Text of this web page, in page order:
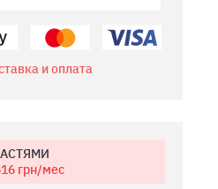
и оплата
грн/мес